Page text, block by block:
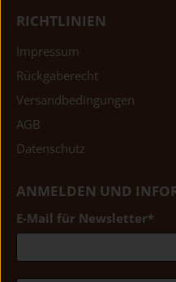
RICHTLINIEN
Impressum
Rückgaberecht
Versandbedingungen
AGB
Datenschutz
ANMELDEN UND
E-Mail für Newsletter*